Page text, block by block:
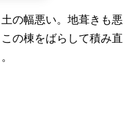
の幅悪い。地葺きも悪
の棟をばらして積み直